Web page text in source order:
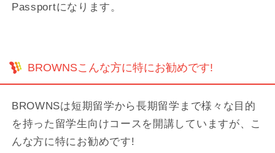
Passportになります。
BROWNSこんな方に特にお勧めです!
BROWNSは短期留学から長期留学まで様々な目的
を持った留学生向けコースを開講していますが、こ
んな方に特にお勧めです!